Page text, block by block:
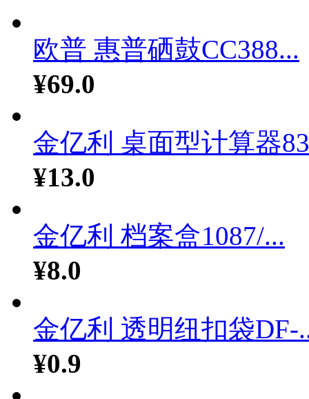
欧普 惠普硒鼓CC388...
¥69.0
金亿利 桌面型计算器
¥13.0
金亿利 档案盒1087/...
¥8.0
金亿利 透明纽扣袋DF-
¥0.9